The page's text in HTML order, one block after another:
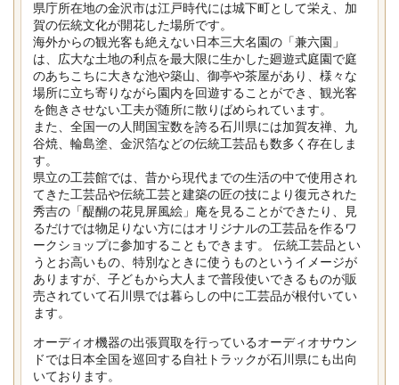
県庁所在地の金沢市は江戸時代には城下町として栄え、加
賀の伝統文化が開花した場所です。
海外からの観光客も絶えない日本三大名園の「兼六園」
は、広大な土地の利点を最大限に生かした廻遊式庭園で庭
のあちこちに大きな池や築山、御亭や茶屋があり、様々な
場所に立ち寄りながら園内を回遊することができ、観光客
を飽きさせない工夫が随所に散りばめられています。
また、全国一の人間国宝数を誇る石川県には加賀友禅、九
谷焼、輪島塗、金沢箔などの伝統工芸品も数多く存在しま
す。
県立の工芸館では、昔から現代までの生活の中で使用され
てきた工芸品や伝統工芸と建築の匠の技により復元された
秀吉の「醍醐の花見屏風絵」庵を見ることができたり、見
るだけでは物足りない方にはオリジナルの工芸品を作るワ
ークショップに参加することもできます。 伝統工芸品とい
うとお高いもの、特別なときに使うものというイメージが
ありますが、子どもから大人まで普段使いできるものが販
売されていて石川県では暮らしの中に工芸品が根付いてい
ます。
オーディオ機器の出張買取を行っているオーディオサウン
ドでは日本全国を巡回する自社トラックが石川県にも出向
いております。